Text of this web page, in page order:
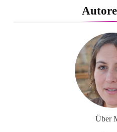
Studie
Mal in
Cool
Gletscher
Ägypten
Travel:
begleitet
Über